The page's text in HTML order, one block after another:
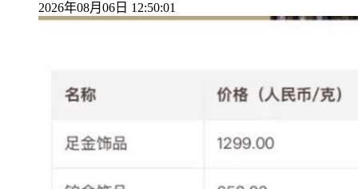
2026年08月06日 12:50:01